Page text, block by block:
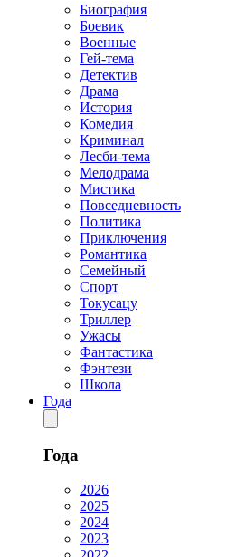
Биография
Боевик
Военные
Гей-тема
Детектив
Драма
История
Комедия
Криминал
Лесби-тема
Мелодрама
Мистика
Повседневность
Политика
Приключения
Романтика
Семейный
Спорт
Токусацу
Триллер
Ужасы
Фантастика
Фэнтези
Школа
Года
Года
2026
2025
2024
2023